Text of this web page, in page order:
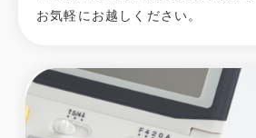
お気軽にお越しください。